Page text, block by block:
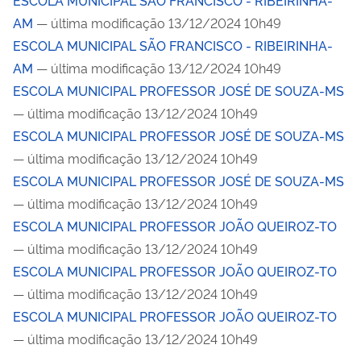
AM — última modificação 13/12/2024 10h49
ESCOLA MUNICIPAL SÃO FRANCISCO - RIBEIRINHA-
AM — última modificação 13/12/2024 10h49
ESCOLA MUNICIPAL PROFESSOR JOSÉ DE SOUZA-MS
— última modificação 13/12/2024 10h49
ESCOLA MUNICIPAL PROFESSOR JOSÉ DE SOUZA-MS
— última modificação 13/12/2024 10h49
ESCOLA MUNICIPAL PROFESSOR JOSÉ DE SOUZA-MS
— última modificação 13/12/2024 10h49
ESCOLA MUNICIPAL PROFESSOR JOÃO QUEIROZ-TO
— última modificação 13/12/2024 10h49
ESCOLA MUNICIPAL PROFESSOR JOÃO QUEIROZ-TO
— última modificação 13/12/2024 10h49
ESCOLA MUNICIPAL PROFESSOR JOÃO QUEIROZ-TO
— última modificação 13/12/2024 10h49